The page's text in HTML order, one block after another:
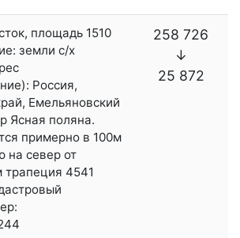
площадь 1510
земли с/х
Россия,
Емельяновский
Ясная поляна.
примерно в 100м
на север от
трапеция 4541
258 726
↓
25 872